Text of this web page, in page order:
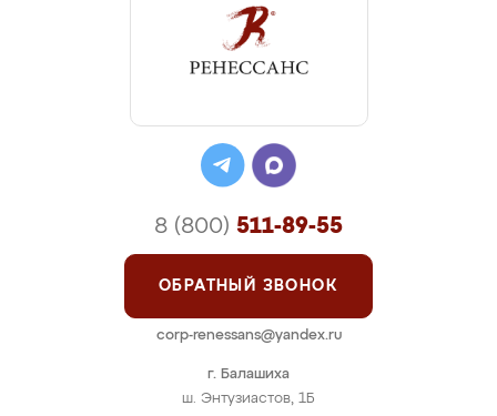
г. Балашиха
ш. Энтузиастов, 1Б
8 (800) 511-89-55
ОБРАТНЫЙ ЗВОНОК
corp-renessans@yandex.ru